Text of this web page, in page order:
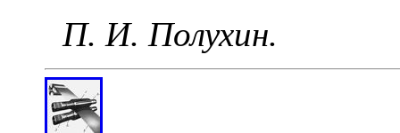
П. И. Полухин.